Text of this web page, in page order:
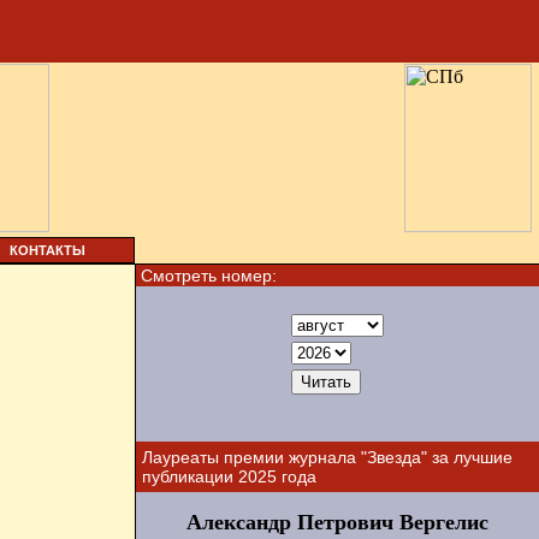
КОНТАКТЫ
Смотреть номер:
Лауреаты премии журнала "Звезда" за лучшие
публикации 2025 года
Александр Петрович Вергелис